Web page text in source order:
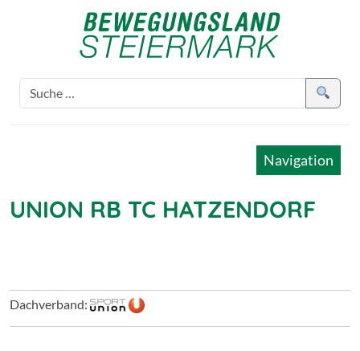
Navigation
UNION RB TC HATZENDORF
Dachverband: